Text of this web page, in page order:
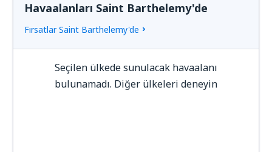
Havaalanları Saint Barthelemy'de
Fırsatlar Saint Barthelemy'de
Seçilen ülkede sunulacak havaalanı
bulunamadı. Diğer ülkeleri deneyin